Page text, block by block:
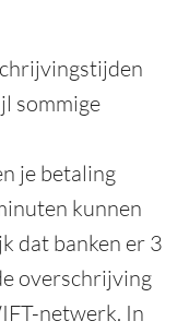
sommige
je betaling
kunnen
dat banken er 3
overschrijving
netwerk. In